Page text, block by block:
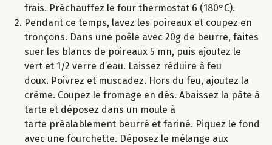
frais. Préchauffez le four thermostat 6 (180°C).
Pendant ce temps, lavez les poireaux et coupez en
tronçons. Dans une poêle avec 20g de beurre, faites
suer les blancs de poireaux 5 mn, puis ajoutez le
vert et 1/2 verre d’eau. Laissez réduire à feu
doux. Poivrez et muscadez. Hors du feu, ajoutez la
crème. Coupez le fromage en dés. Abaissez la pâte à
tarte et déposez dans un moule à
tarte préalablement beurré et fariné. Piquez le fond
avec une fourchette. Déposez le mélange aux